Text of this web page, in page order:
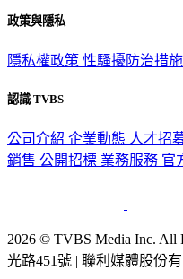
政策與隱私
隱私權政策 性騷擾防治措施
認識 TVBS
公司介紹 企業動態 人才招
銷售 公開招標 業務服務 官
2026 © TVBS Media Inc. All
光路451號 | 聯利媒體股份